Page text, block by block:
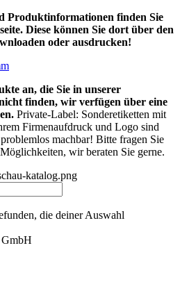
Produktinformationen finden Sie
Diese können Sie dort über den
oder ausdrucken!
an, die Sie in unserer
finden, wir verfügen über eine
Private-Label: Sonderetiketten mit
Firmenaufdruck und Logo sind
machbar! Bitte fragen Sie
wir beraten Sie gerne.
die deiner Auswahl